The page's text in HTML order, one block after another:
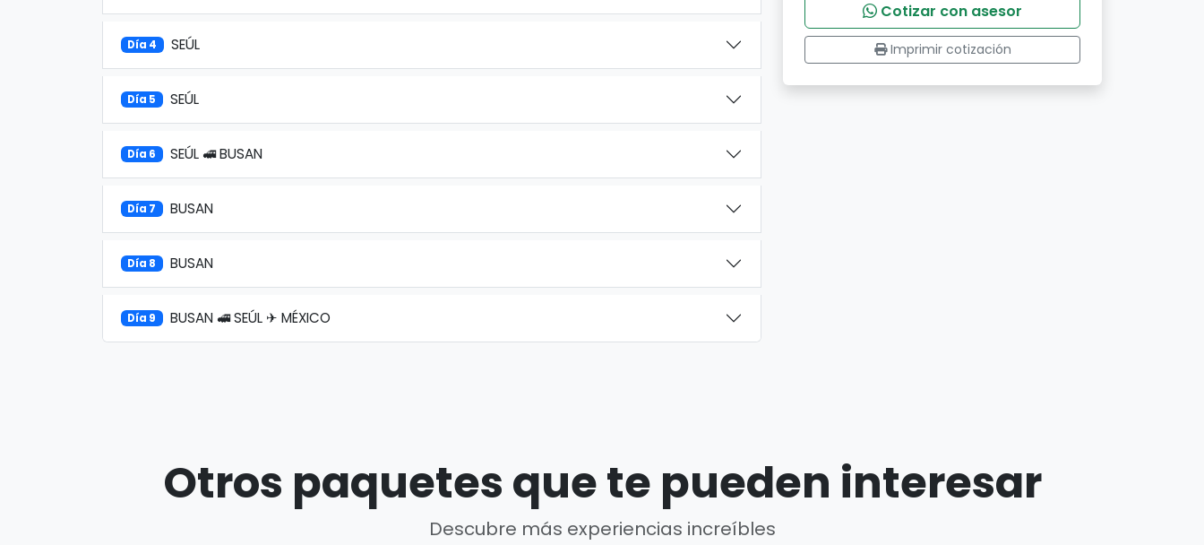
Día 4 SEÚL
Día 5 SEÚL
Día 6 SEÚL 🚅 BUSAN
Día 7 BUSAN
Día 8 BUSAN
Día 9 BUSAN 🚅 SEÚL ✈ MÉXICO
Cotizar con asesor
Imprimir cotización
Otros paquetes que te pueden interesar
Descubre más experiencias increíbles